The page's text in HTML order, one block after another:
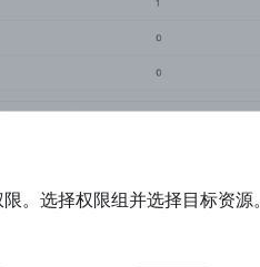
。选择权限组并选择目标资源。